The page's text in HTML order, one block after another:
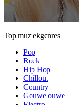
Top muziekgenres
Pop
Rock
Hip Hop
Chillout
Country
Gouwe ouwe